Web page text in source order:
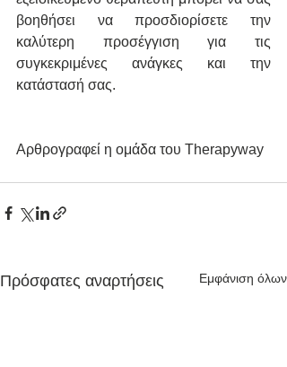
βοηθήσει να προσδιορίσετε την
καλύτερη προσέγγιση για τις
συγκεκριμένες ανάγκες και την
κατάστασή σας.
Αρθρογραφεί η ομάδα του Therapyway
Πρόσφατες αναρτήσεις Εμφάνιση όλων